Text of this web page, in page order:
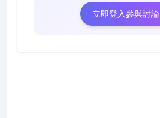
立即登入參與討論